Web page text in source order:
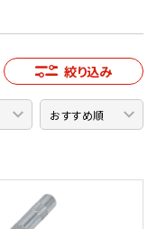
絞り込み